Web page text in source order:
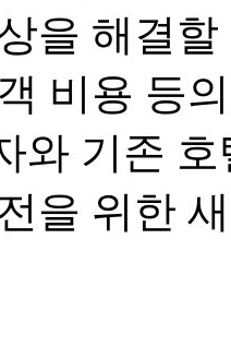
을 해결
비용 등
와 기존
을 위한